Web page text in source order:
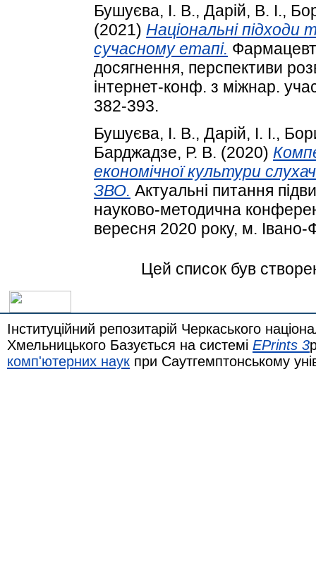
Бушуєва, І. В., Дарій, В. І.,
(2021) Національні підходи
сучасному етапі.
досягнення, перспективи
інтернет-конф. з міжнар.
382-393.
Бушуєва, І. В., Дарій, І. І.,
Барджадзе, Р. В. (2020)
економічної культури
ЗВО. Актуальні питання
науково-методична
вересня 2020 року, м. Івано-
Цей список був
Інституційний репозитарій Черкаського
Хмельницького Базується на системі EPrints 3
комп'ютерних наук при Саутгемптонському